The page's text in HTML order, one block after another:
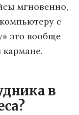
мгновенно,
с
это вообще
кармане.
в